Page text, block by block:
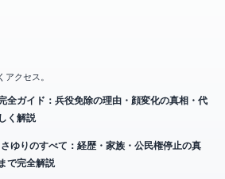
クセス。
全ガイド：兵役免除の理由・顔変化の真相・代
く解説
ゆりのすべて：経歴・家族・公民権停止の真
で完全解説